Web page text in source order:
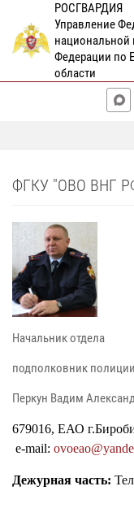
РОСГВАРДИЯ
Управление
национальной
Федерации по
области
ФГКУ "ОВО ВНГ
Начальник отдела
подполковник полиции
Перкун Вадим
679016, ЕАО
e-mail:
Дежурная часть: